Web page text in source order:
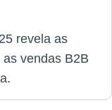
revela as
vendas B2B